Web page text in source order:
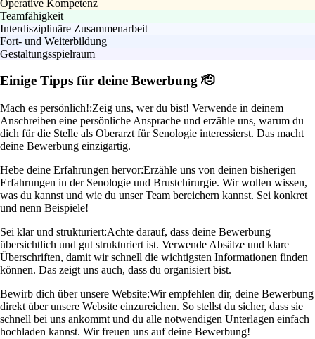
Operative Kompetenz
Teamfähigkeit
Interdisziplinäre Zusammenarbeit
Fort- und Weiterbildung
Gestaltungsspielraum
Einige Tipps für deine Bewerbung 🫡
Mach es persönlich!:Zeig uns, wer du bist! Verwende in deinem
Anschreiben eine persönliche Ansprache und erzähle uns, warum du
dich für die Stelle als Oberarzt für Senologie interessierst. Das macht
deine Bewerbung einzigartig.
Hebe deine Erfahrungen hervor:Erzähle uns von deinen bisherigen
Erfahrungen in der Senologie und Brustchirurgie. Wir wollen wissen,
was du kannst und wie du unser Team bereichern kannst. Sei konkret
und nenn Beispiele!
Sei klar und strukturiert:Achte darauf, dass deine Bewerbung
übersichtlich und gut strukturiert ist. Verwende Absätze und klare
Überschriften, damit wir schnell die wichtigsten Informationen finden
können. Das zeigt uns auch, dass du organisiert bist.
Bewirb dich über unsere Website:Wir empfehlen dir, deine Bewerbung
direkt über unsere Website einzureichen. So stellst du sicher, dass sie
schnell bei uns ankommt und du alle notwendigen Unterlagen einfach
hochladen kannst. Wir freuen uns auf deine Bewerbung!